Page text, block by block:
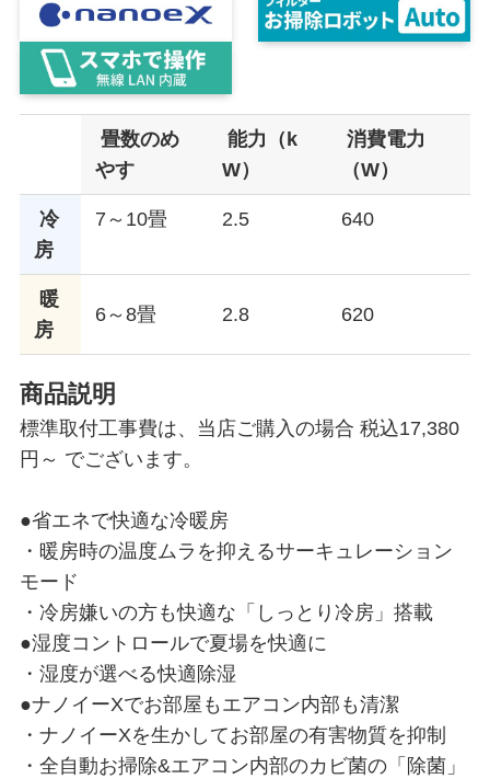
畳数のめ
やす
能力（k
W）
消費電力
（W）
冷
房
7～10畳 2.5 640
暖
房
6～8畳 2.8 620
商品説明
標準取付工事費は、当店ご購入の場合 税込17,380
円～ でございます。
●省エネで快適な冷暖房
・暖房時の温度ムラを抑えるサーキュレーション
モード
・冷房嫌いの方も快適な「しっとり冷房」搭載
●湿度コントロールで夏場を快適に
・湿度が選べる快適除湿
●ナノイーXでお部屋もエアコン内部も清潔
・ナノイーXを生かしてお部屋の有害物質を抑制
・全自動お掃除&エアコン内部のカビ菌の「除菌」